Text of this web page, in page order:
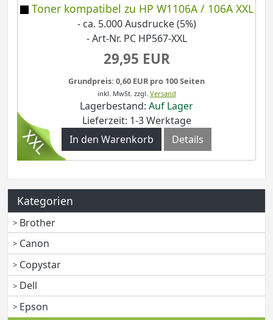
Toner kompatibel zu HP W1106A / 106A XXL
- ca. 5.000 Ausdrucke (5%)
- Art-Nr. PC HP567-XXL
29,95 EUR
Grundpreis: 0,60 EUR pro 100 Seiten
inkl. MwSt. zzgl. Versand
Lagerbestand: Auf Lager
Lieferzeit: 1-3 Werktage
In den Warenkorb
Details
Kategorien
Brother
Canon
Copystar
Dell
Epson